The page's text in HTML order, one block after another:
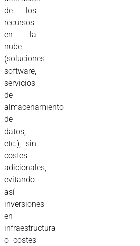
de los
recursos
en la
nube
(soluciones
software,
servicios
de
almacenamiento
de
datos,
etc.), sin
costes
adicionales,
evitando
así
inversiones
en
infraestructura
o costes